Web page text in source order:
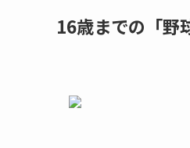
16歳までの「野